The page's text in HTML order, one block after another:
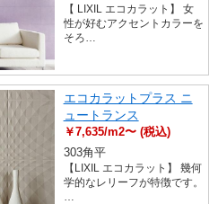
【 LIXIL エコカラット】 女
性が好むアクセントカラーを
そろ…
エコカラットプラス ニ
ュートランス
￥7,635/m2〜 (税込)
303角平
【LIXIL エコカラット】 幾何
学的なレリーフが特徴です。
…